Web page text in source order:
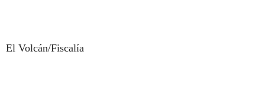
El Volcán/Fiscalía